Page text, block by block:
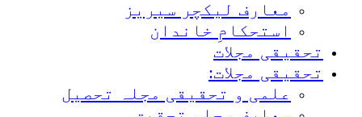
معارف لیکچر سیریز
استحکامِ خاندان
تحقیقی مجلات
تحقیقی مجلات:
علمی و تحقیقی مجلہ تحصیل